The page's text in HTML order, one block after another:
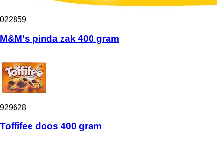
022859
M&M's pinda zak 400 gram
929628
Toffifee doos 400 gram